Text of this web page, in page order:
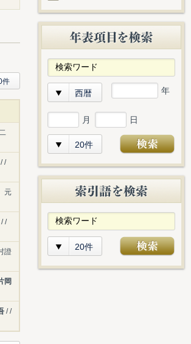
件
/ /
元
/ /
證
岡
/ /
西暦 年
月 日
20件
20件